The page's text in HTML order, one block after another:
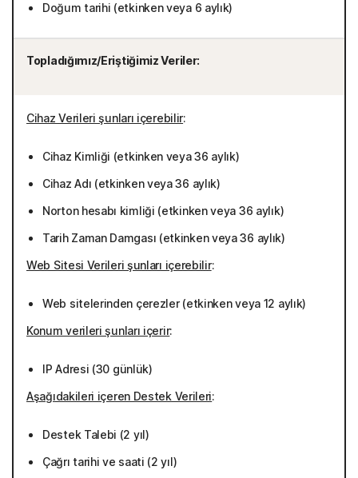
Doğum tarihi (etkinken veya 6 aylık)
Topladığımız/Eriştiğimiz Veriler:
Cihaz Verileri şunları içerebilir:
Cihaz Kimliği (etkinken veya 36 aylık)
Cihaz Adı (etkinken veya 36 aylık)
Norton hesabı kimliği (etkinken veya 36 aylık)
Tarih Zaman Damgası (etkinken veya 36 aylık)
Web Sitesi Verileri şunları içerebilir:
Web sitelerinden çerezler (etkinken veya 12 aylık)
Konum verileri şunları içerir:
IP Adresi (30 günlük)
Aşağıdakileri içeren Destek Verileri:
Destek Talebi (2 yıl)
Çağrı tarihi ve saati (2 yıl)